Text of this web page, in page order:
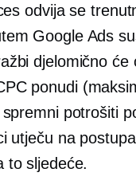
odvija se
Google Ads
djelomično će
ponudi
potrošiti
utječu na
to sljedeće.